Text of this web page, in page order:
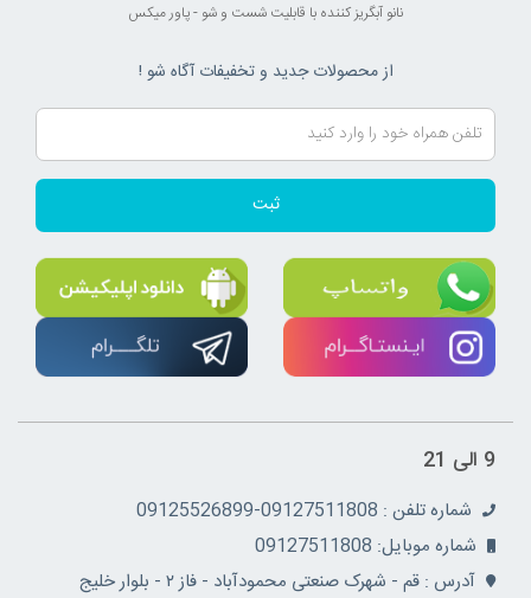
نانو آبگریز کننده با قابلیت شست و شو - پاور میکس
از محصولات جدید و تخفیفات آگاه شو !
ثبت
9 الی 21
شماره تلفن : 09127511808-09125526899
شماره موبایل: 09127511808
آدرس : قم - شهرک صنعتی محمودآباد - فاز ۲ - بلوار خلیج